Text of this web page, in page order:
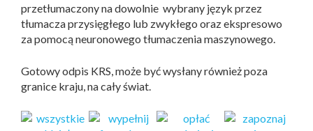
przetłumaczony na dowolnie wybrany język przez
tłumacza przysięgłego lub zwykłego oraz ekspresowo
za pomocą neuronowego tłumaczenia maszynowego.
Gotowy odpis KRS, może być wysłany również poza
granice kraju, na cały świat.